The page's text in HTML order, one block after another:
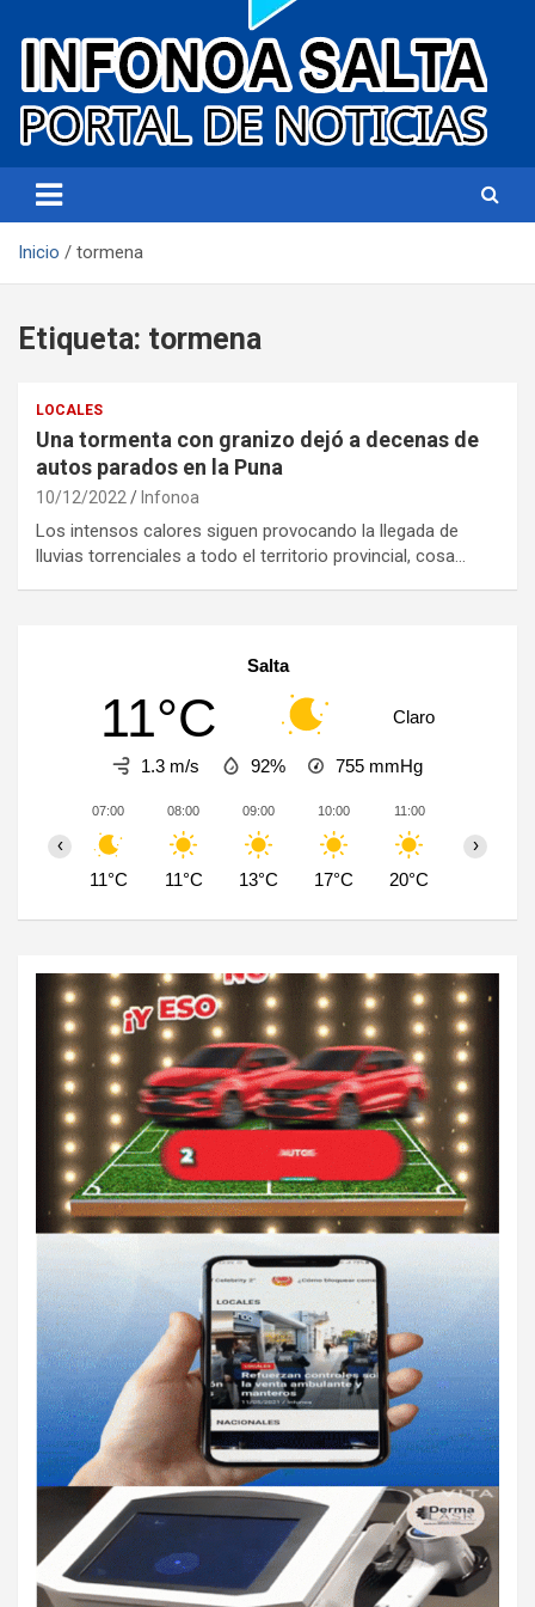
Infonoa Salta
Inicio tormena
Etiqueta: tormena
LOCALES
Una tormenta con granizo dejó a decenas de
autos parados en la Puna
10/12/2022 Infonoa
Los intensos calores siguen provocando la llegada de
lluvias torrenciales a todo el territorio provincial, cosa…
Salta
11°C Claro
1.3 m/s 92% 755 mmHg
07:00
11°C
08:00
11°C
09:00
13°C
10:00
17°C
11:00
20°C
‹ ›